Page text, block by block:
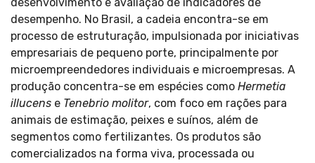
desempenho. No Brasil, a cadeia encontra-se em
processo de estruturação, impulsionada por iniciativas
empresariais de pequeno porte, principalmente por
microempreendedores individuais e microempresas. A
produção concentra-se em espécies como Hermetia
illucens e Tenebrio molitor, com foco em rações para
animais de estimação, peixes e suínos, além de
segmentos como fertilizantes. Os produtos são
comercializados na forma viva, processada ou